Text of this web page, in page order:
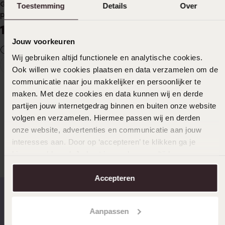
Toestemming Details Over
Jouw voorkeuren
Wij gebruiken altijd functionele en analytische cookies.
Ook willen we cookies plaatsen en data verzamelen om de
communicatie naar jou makkelijker en persoonlijker te
maken. Met deze cookies en data kunnen wij en derde
partijen jouw internetgedrag binnen en buiten onze website
volgen en verzamelen. Hiermee passen wij en derden
onze website, advertenties en communicatie aan jouw
interesses aan. Door op ‘accepteren’ te klikken ga je
aanpassen. Lees er meer over in onscookiebeleid.
Accepteren
Aanpassen
Gerecycleerd stainless steel
plaatarmband wit kristal
19
Gerecycleerd stainless steel
Huidige
pagina
naar
pagina
Na de succesvolle sieraden lijn Colours by Kate is er een
De collectie bestaat uit stalen plaatarmbandjes in
verschillende uitvoeringen. De subtiele Shades by Kate
armbanden zijn leuk te combineren met andere sieraden. Door
look!
Je vind je favoriete Shades by Kate
Op werkdagen voor 17.00
14 dagen gratis